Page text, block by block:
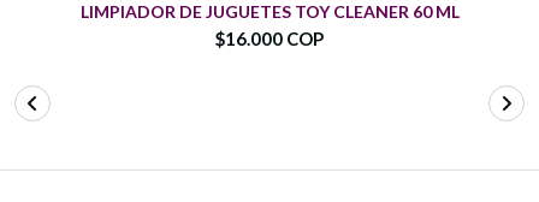
LIMPIADOR DE JUGUETES TOY CLEANER 60 ML
$16.000 COP